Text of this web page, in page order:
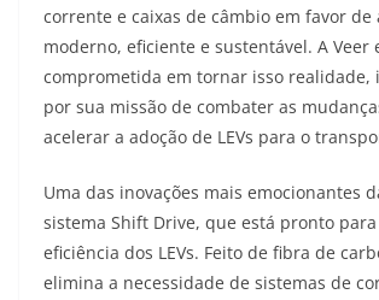
corrente e caixas de câmbio em favor de
moderno, eficiente e sustentável. A Veer
comprometida em tornar isso realidade,
por sua missão de combater as
acelerar a adoção de LEVs para o
Uma das inovações mais emocionantes
sistema Shift Drive, que está pronto
eficiência dos LEVs. Feito de fibra de
elimina a necessidade de sistemas de